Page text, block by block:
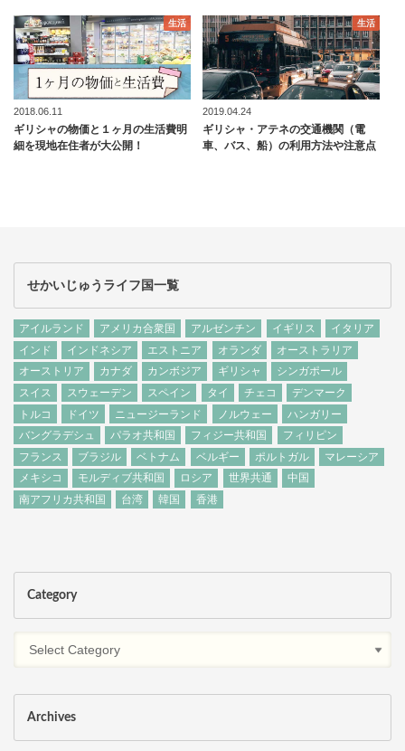
生活
2018.06.11
ギリシャの物価と１ヶ月の生活費明
細を現地在住者が大公開！
生活
2019.04.24
ギリシャ・アテネの交通機関（電
車、バス、船）の利用方法や注意点
せかいじゅうライフ国一覧
アイルランド アメリカ合衆国 アルゼンチン イギリス
イタリア
インド
インドネシア エストニア オランダ
オーストラリア
オーストリア
カナダ カンボジア ギリシャ
シンガポール
スイス
スウェーデン スペイン タイ チェコ
デンマーク
トルコ
ドイツ ニュージーランド ノルウェー
ハンガリー
バングラデシュ
パラオ共和国 フィジー共和国
フィリピン
フランス
ブラジル ベトナム ベルギー ポルトガル
マレーシア
メキシコ
モルディブ共和国 ロシア 世界共通
中国
南アフリカ共和国
台湾 韓国 香港
Category
Archives